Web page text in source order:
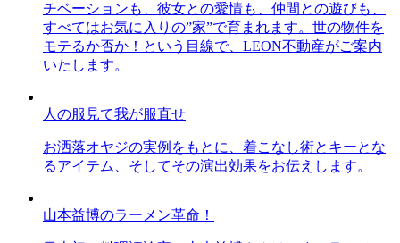
チベーションも、彼女との愛情も、仲間との遊びも、
すべてはお気に入りの”家”で育まれます。世の物件を
モテるか否か！という目線で、LEON不動産がご案内
いたします。
人の服見て我が服直せ
お洒落オヤジの実例をもとに、着こなし術とキーとな
るアイテム、そしてその演出効果をお伝えします。
山本益博のラーメン革命！